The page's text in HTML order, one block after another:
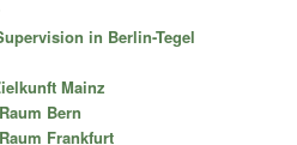
in Berlin-Tegel
Mainz
Bern
Frankfurt